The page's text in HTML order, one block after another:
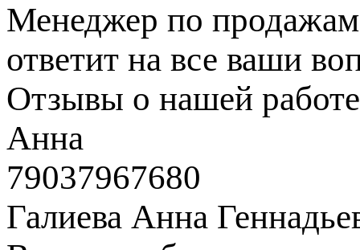
Менеджер по продажам
ответит на все ваши
Отзывы о нашей работе
Анна
79037967680
Галиева Анна